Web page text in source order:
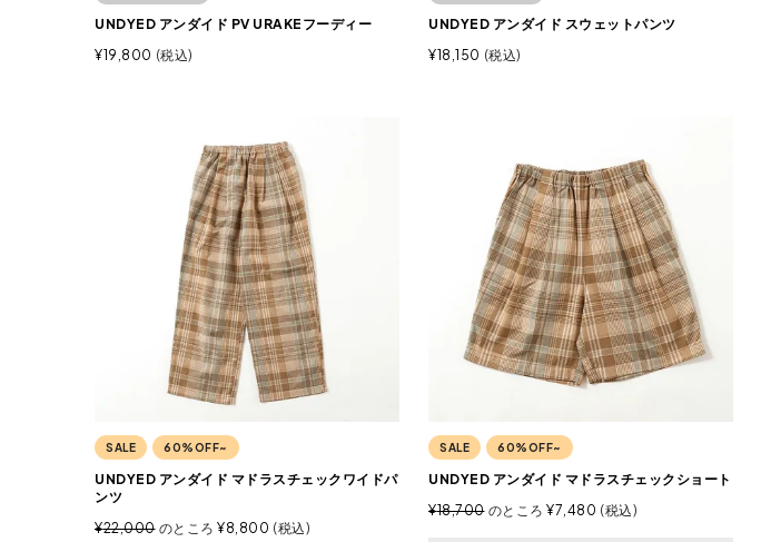
UNDYED アンダイド PV URAKEフーディー
¥19,800 税込
UNDYED アンダイド スウェットパンツ
¥18,150 税込
SALE 60%OFF~
UNDYED アンダイド マドラスチェックワイドパ
ンツ
¥22,000 のところ ¥8,800 税込
SALE 60%OFF~
UNDYED アンダイド マドラスチェックショート
¥18,700 のところ ¥7,480 税込